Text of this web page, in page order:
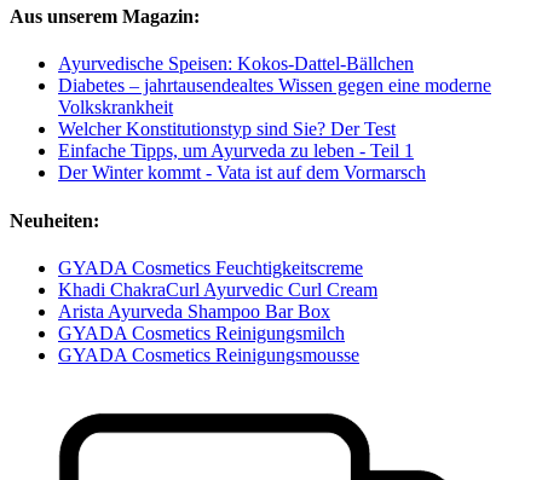
Aus unserem Magazin:
Ayurvedische Speisen: Kokos-Dattel-Bällchen
Diabetes – jahrtausendealtes Wissen gegen eine moderne
Volkskrankheit
Welcher Konstitutionstyp sind Sie? Der Test
Einfache Tipps, um Ayurveda zu leben - Teil 1
Der Winter kommt - Vata ist auf dem Vormarsch
Neuheiten:
GYADA Cosmetics Feuchtigkeitscreme
Khadi ChakraCurl Ayurvedic Curl Cream
Arista Ayurveda Shampoo Bar Box
GYADA Cosmetics Reinigungsmilch
GYADA Cosmetics Reinigungsmousse